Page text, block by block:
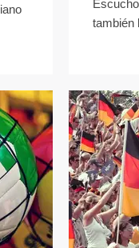
también